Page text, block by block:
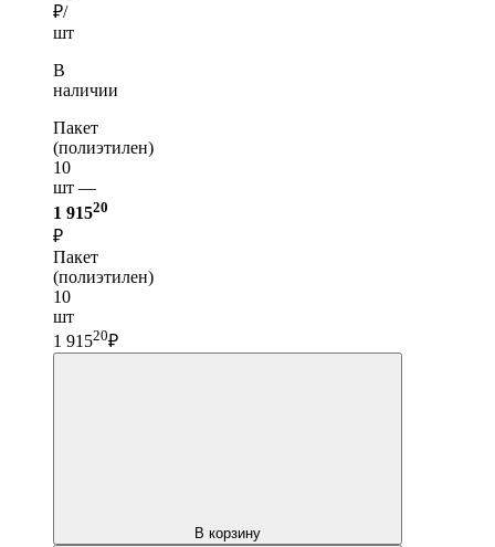
₽/
шт
В
наличии
Пакет
(полиэтилен)
10
шт —
1 91520
₽
Пакет
(полиэтилен)
10
шт
1 91520₽
В корзину